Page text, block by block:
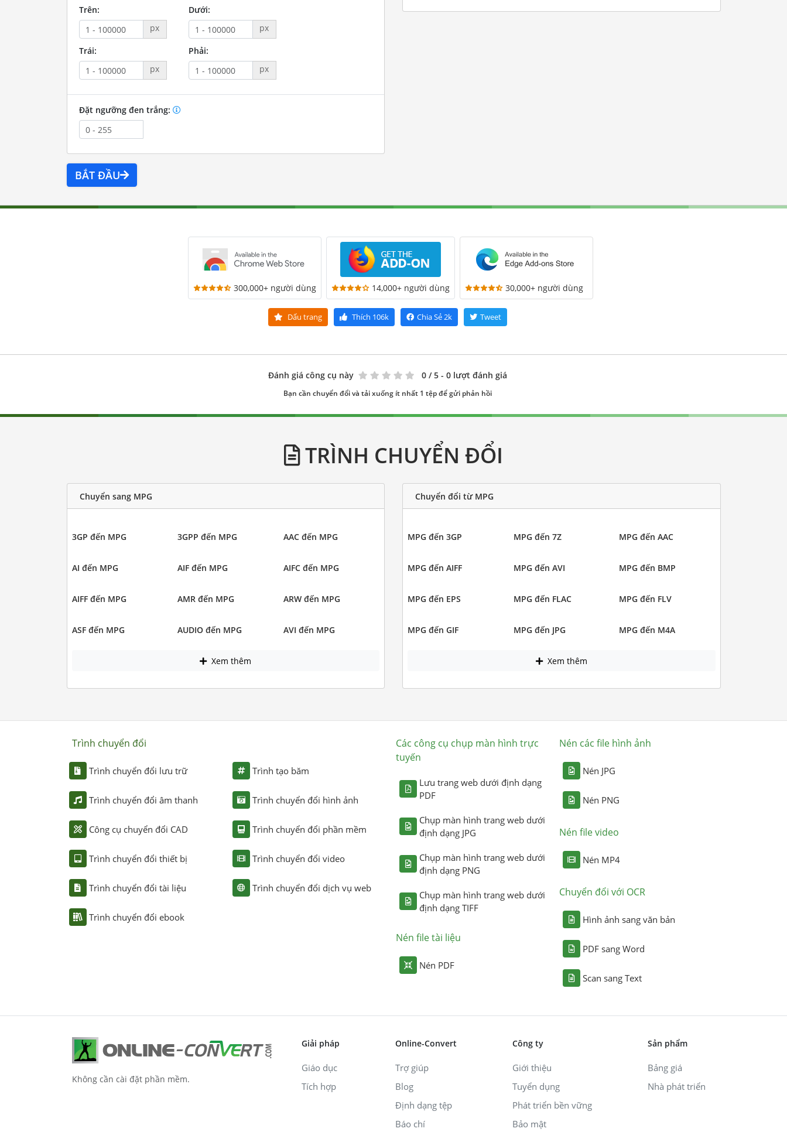
Trên:
px
Dưới:
px
Trái:
px
Phải:
px
Đặt ngưỡng đen trắng:
BẮT ĐẦU
300,000+ người dùng 14,000+ người dùng 30,000+ người dùng
Dấu trang Thích 106k Chia Sẻ2k Tweet
Đánh giá công cụ này 0 / 5 - 0 lượt đánh giá
Bạn cần chuyển đổi và tải xuống ít nhất 1 tệp để gửi phản hồi
TRÌNH CHUYỂN ĐỔI
Chuyển sang MPG
3GP đến MPG 3GPP đến MPG AAC đến MPG
AI đến MPG AIF đến MPG AIFC đến MPG
AIFF đến MPG AMR đến MPG ARW đến MPG
ASF đến MPG AUDIO đến MPG AVI đến MPG
Xem thêm
Chuyển đổi từ MPG
MPG đến 3GP MPG đến 7Z MPG đến AAC
MPG đến AIFF MPG đến AVI MPG đến BMP
MPG đến EPS MPG đến FLAC MPG đến FLV
MPG đến GIF MPG đến JPG MPG đến M4A
Xem thêm
Trình chuyển đổi
Trình chuyển đổi lưu trữ
Trình chuyển đổi âm thanh
Công cụ chuyển đổi CAD
Trình chuyển đổi thiết bị
Trình chuyển đổi tài liệu
Trình chuyển đổi ebook
Trình tạo băm
Trình chuyển đổi hình ảnh
Trình chuyển đổi phần mềm
Trình chuyển đổi video
Trình chuyển đổi dịch vụ web
Các công cụ chụp màn hình trực
tuyến
Lưu trang web dưới định dạng
PDF
Chụp màn hình trang web dưới
định dạng JPG
Chụp màn hình trang web dưới
định dạng PNG
Chụp màn hình trang web dưới
định dạng TIFF
Nén file tài liệu
Nén PDF
Nén các file hình ảnh
Nén JPG
Nén PNG
Nén file video
Nén MP4
Chuyển đổi với OCR
Hình ảnh sang văn bản
PDF sang Word
Scan sang Text
Không cần cài đặt phần mềm.
Giải pháp
Giáo dục
Tích hợp
Online-Convert
Trợ giúp
Blog
Định dạng tệp
Báo chí
Công ty
Giới thiệu
Tuyển dụng
Phát triển bền vững
Bảo mật
Sản phẩm
Bảng giá
Nhà phát triển